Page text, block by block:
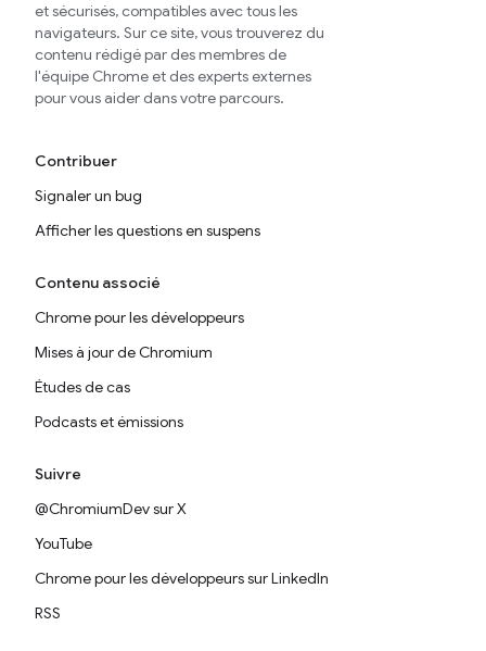
et sécurisés, compatibles avec tous les
navigateurs. Sur ce site, vous trouverez du
contenu rédigé par des membres de
l'équipe Chrome et des experts externes
pour vous aider dans votre parcours.
Contribuer
Signaler un bug
Afficher les questions en suspens
Contenu associé
Chrome pour les développeurs
Mises à jour de Chromium
Études de cas
Podcasts et émissions
Suivre
@ChromiumDev sur X
YouTube
Chrome pour les développeurs sur LinkedIn
RSS